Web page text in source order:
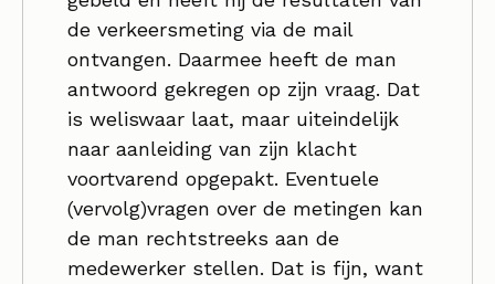
de verkeersmeting via de mail
ontvangen. Daarmee heeft de man
antwoord gekregen op zijn vraag. Dat
is weliswaar laat, maar uiteindelijk
naar aanleiding van zijn klacht
voortvarend opgepakt. Eventuele
(vervolg)vragen over de metingen kan
de man rechtstreeks aan de
medewerker stellen. Dat is fijn, want